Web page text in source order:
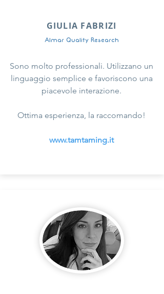
GIULIA FABRIZI
Almar Quality Research
Sono molto professionali. Utilizzano un
linguaggio semplice e favoriscono una
piacevole interazione.
Ottima esperienza, la raccomando!
www.tamtaming.it